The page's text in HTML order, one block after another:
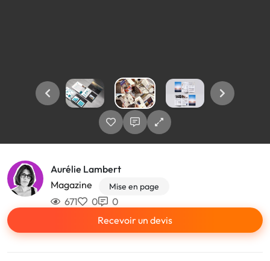
Aurélie Lambert
Magazine
Mise en page
671 0
0
Recevoir un devis